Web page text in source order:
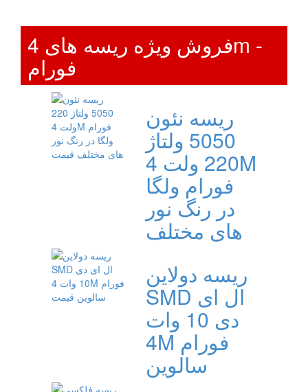
فروش ویژه ریسه های 4m -
فورام
ریسه نئون
5050 ولتاژ
220 ولت 4M
فورام ولگا
در رنگ نور
های مختلف
ریسه دولاین
SMD ال ای
دی 10 وات
4M فورام
سالوین